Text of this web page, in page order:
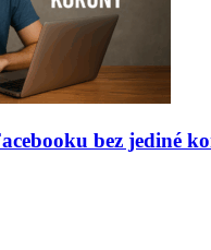
bez jediné